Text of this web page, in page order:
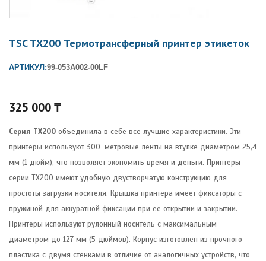
TSC TX200 Термотрансферный принтер этикеток
АРТИКУЛ:99-053A002-00LF
325 000₸
Cерия TX200 объединила в себе все лучшие характеристики. Эти
принтеры используют 300-метровые ленты на втулке диаметром 25,4
мм (1 дюйм), что позволяет экономить время и деньги. Принтеры
серии ТХ200 имеют удобную двустворчатую конструкцию для
простоты загрузки носителя. Крышка принтера имеет фиксаторы с
пружиной для аккуратной фиксации при ее открытии и закрытии.
Принтеры используют рулонный носитель с максимальным
диаметром до 127 мм (5 дюймов). Корпус изготовлен из прочного
пластика с двумя стенками в отличие от аналогичных устройств, что